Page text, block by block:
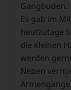
Gangbuden.
Es gab im
heutzutage
die kleinen
werden
Neben